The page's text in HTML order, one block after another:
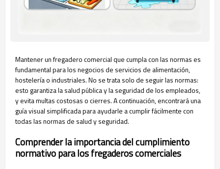
Mantener un fregadero comercial que cumpla con las normas es
fundamental para los negocios de servicios de alimentación,
hostelería o industriales. No se trata solo de seguir las normas:
esto garantiza la salud pública y la seguridad de los empleados,
y evita multas costosas o cierres. A continuación, encontrará una
guía visual simplificada para ayudarle a cumplir fácilmente con
todas las normas de salud y seguridad.
Comprender la importancia del cumplimiento
normativo para los fregaderos comerciales